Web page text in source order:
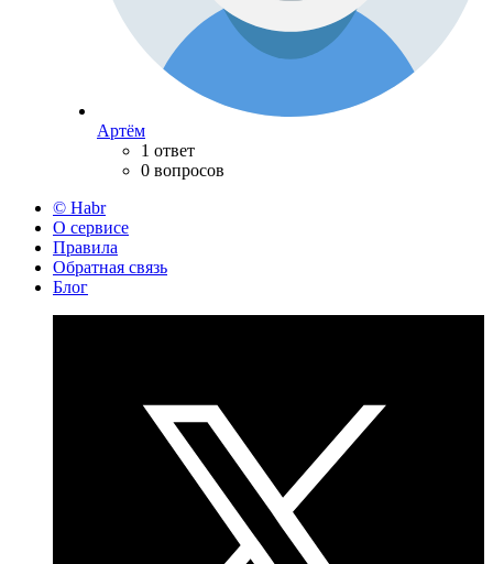
Артём
1 ответ
0 вопросов
© Habr
О сервисе
Правила
Обратная связь
Блог